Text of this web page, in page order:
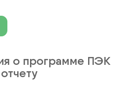
о программе ПЭК